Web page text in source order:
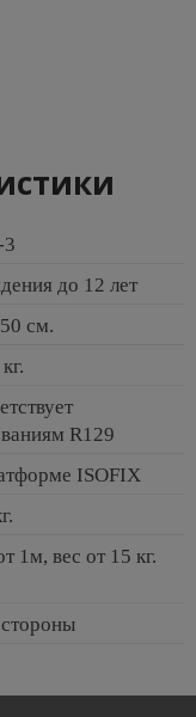
до 12 лет
см.
R129
ISOFIX
1м, вес от 15 кг.